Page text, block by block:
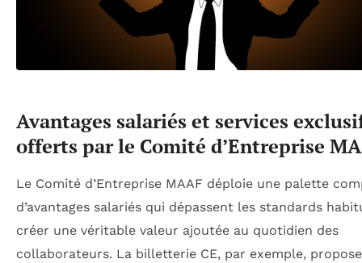
Avantages salariés et services
offerts par le Comité d’Entreprise
Le Comité d’Entreprise MAAF déploie une palette
d’avantages salariés qui dépassent les standards
créer une véritable valeur ajoutée au quotidien des
collaborateurs. La billetterie CE, par exemple,